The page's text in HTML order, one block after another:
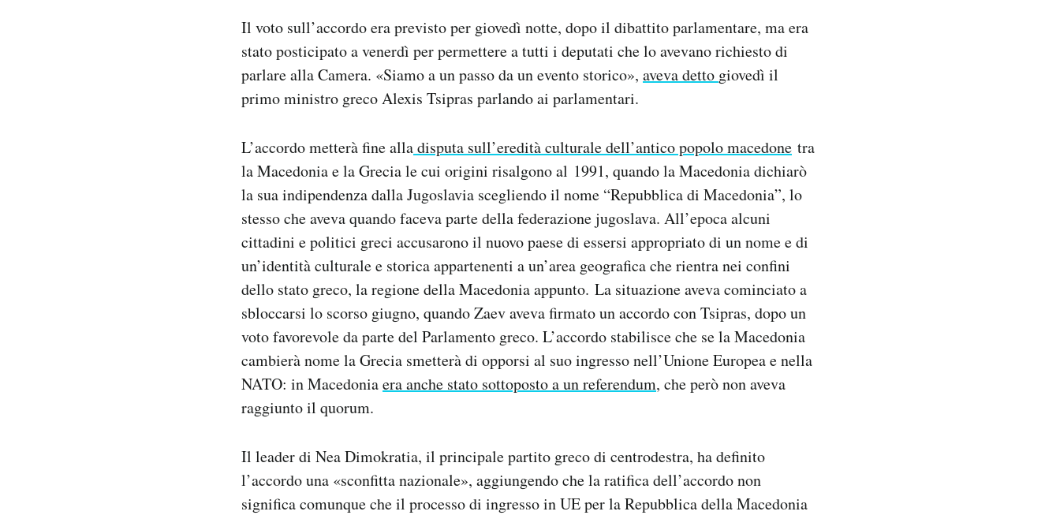
Il voto sull’accordo era previsto per giovedì notte, dopo il dibattito parlamentare, ma era
stato posticipato a venerdì per permettere a tutti i deputati che lo avevano richiesto di
parlare alla Camera. «Siamo a un passo da un evento storico», aveva detto giovedì il
primo ministro greco Alexis Tsipras parlando ai parlamentari.
L’accordo metterà fine alladisputa sull’eredità culturale dell’antico popolo macedone tra
la Macedonia e la Grecia le cui origini risalgono al 1991, quando la Macedonia dichiarò
la sua indipendenza dalla Jugoslavia scegliendo il nome “Repubblica di Macedonia”, lo
stesso che aveva quando faceva parte della federazione jugoslava. All’epoca alcuni
cittadini e politici greci accusarono il nuovo paese di essersi appropriato di un nome e di
un’identità culturale e storica appartenenti a un’area geografica che rientra nei confini
dello stato greco, la regione della Macedonia appunto. La situazione aveva cominciato a
sbloccarsi lo scorso giugno, quando Zaev aveva firmato un accordo con Tsipras, dopo un
voto favorevole da parte del Parlamento greco. L’accordo stabilisce che se la Macedonia
cambierà nome la Grecia smetterà di opporsi al suo ingresso nell’Unione Europea e nella
NATO: in Macedoniaera anche stato sottoposto a un referendum, che però non aveva
raggiunto il quorum.
Il leader di Nea Dimokratia, il principale partito greco di centrodestra, ha definito
l’accordo una «sconfitta nazionale», aggiungendo che la ratifica dell’accordo non
significa comunque che il processo di ingresso in UE per la Repubblica della Macedonia